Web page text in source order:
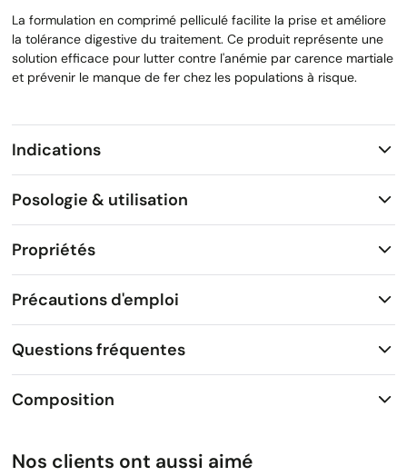
La formulation en comprimé pelliculé facilite la prise et améliore
la tolérance digestive du traitement. Ce produit représente une
solution efficace pour lutter contre l'anémie par carence martiale
et prévenir le manque de fer chez les populations à risque.
Indications
Posologie & utilisation
Propriétés
Précautions d'emploi
Questions fréquentes
Composition
Nos clients ont aussi aimé